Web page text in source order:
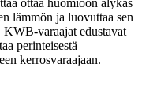
lämmön ja luovuttaa sen
KWB-varaajat edustavat
perinteisestä
kerrosvaraajaan.